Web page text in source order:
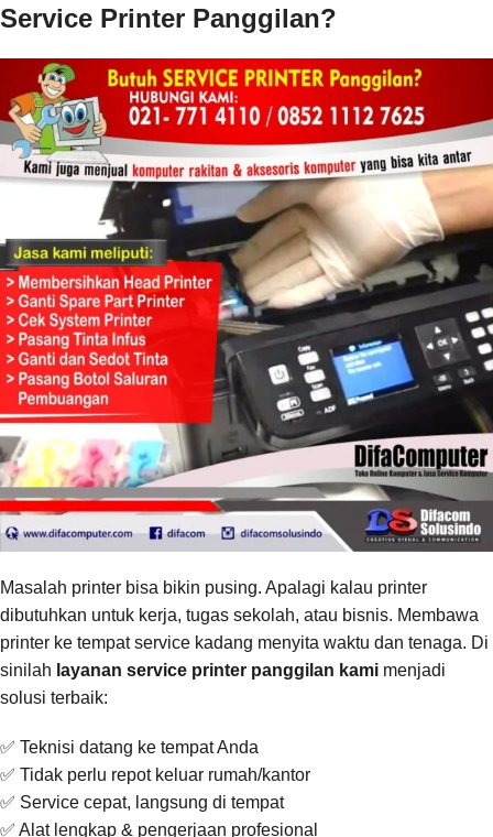
Service Printer Panggilan?
Masalah printer bisa bikin pusing. Apalagi kalau printer
dibutuhkan untuk kerja, tugas sekolah, atau bisnis. Membawa
printer ke tempat service kadang menyita waktu dan tenaga. Di
sinilah layanan service printer panggilan kami menjadi
solusi terbaik:
✅ Teknisi datang ke tempat Anda
✅ Tidak perlu repot keluar rumah/kantor
✅ Service cepat, langsung di tempat
✅ Alat lengkap & pengerjaan profesional